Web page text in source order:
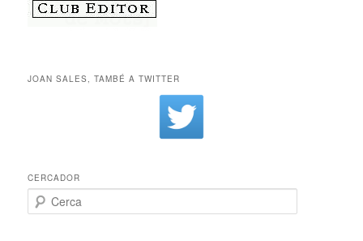
JOAN SALES, TAMBÉ A TWITTER
CERCADOR
Cerca